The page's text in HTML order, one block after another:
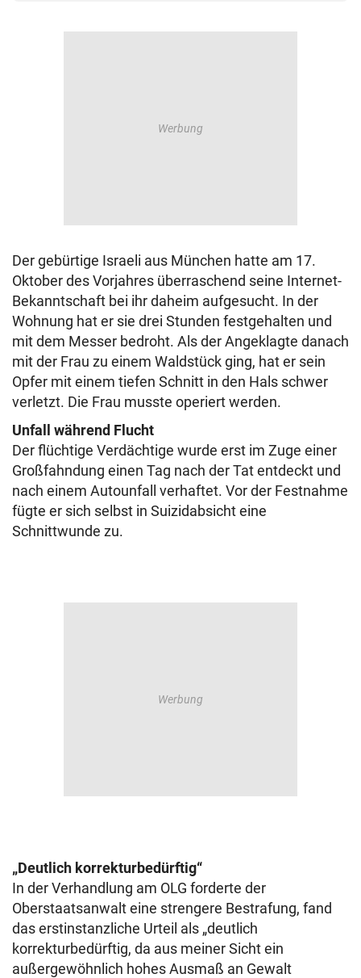
Der gebürtige Israeli aus München hatte am 17.
Oktober des Vorjahres überraschend seine Internet-
Bekanntschaft bei ihr daheim aufgesucht. In der
Wohnung hat er sie drei Stunden festgehalten und
mit dem Messer bedroht. Als der Angeklagte danach
mit der Frau zu einem Waldstück ging, hat er sein
Opfer mit einem tiefen Schnitt in den Hals schwer
verletzt. Die Frau musste operiert werden.
Unfall während Flucht
Der flüchtige Verdächtige wurde erst im Zuge einer
Großfahndung einen Tag nach der Tat entdeckt und
nach einem Autounfall verhaftet. Vor der Festnahme
fügte er sich selbst in Suizidabsicht eine
Schnittwunde zu.
„Deutlich korrekturbedürftig“
In der Verhandlung am OLG forderte der
Oberstaatsanwalt eine strengere Bestrafung, fand
das erstinstanzliche Urteil als „deutlich
korrekturbedürftig, da aus meiner Sicht ein
außergewöhnlich hohes Ausmaß an Gewalt